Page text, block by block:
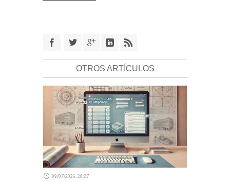
OTROS ARTÍCULOS
09/07/2026, 20:27